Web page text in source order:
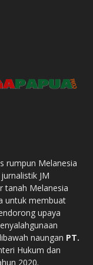
rumpun Melanesia
JM
tanah Melanesia
untuk membuat
upaya
naungan PT.
Hukum dan
2020.